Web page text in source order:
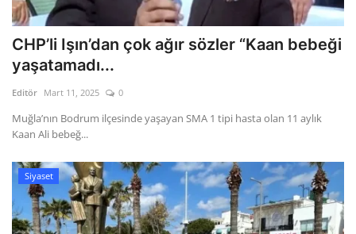
CHP’li Işın’dan çok ağır sözler “Kaan bebeği
yaşatamadı...
Editör Mart 11, 2025 0
Muğla’nın Bodrum ilçesinde yaşayan SMA 1 tipi hasta olan 11 aylık
Kaan Ali bebeğ...
Siyaset